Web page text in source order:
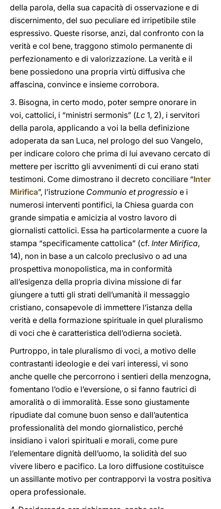
della parola, della sua capacità di osservazione e di
discernimento, del suo peculiare ed irripetibile stile
espressivo. Queste risorse, anzi, dal confronto con la
verità e col bene, traggono stimolo permanente di
perfezionamento e di valorizzazione. La verità e il
bene possiedono una propria virtù diffusiva che
affascina, convince e insieme corrobora.
3. Bisogna, in certo modo, poter sempre onorare in
voi, cattolici, i “ministri sermonis” (Lc 1, 2), i servitori
della parola, applicando a voi la bella definizione
adoperata da san Luca, nel prologo del suo Vangelo,
per indicare coloro che prima di lui avevano cercato di
mettere per iscritto gli avvenimenti di cui erano stati
testimoni. Come dimostrano il decreto conciliare “Inter
Mirifica”, l’istruzione Communio et progressio e i
numerosi interventi pontifici, la Chiesa guarda con
grande simpatia e amicizia al vostro lavoro di
giornalisti cattolici. Essa ha particolarmente a cuore la
stampa “specificamente cattolica” (cf. Inter Mirifica,
14), non in base a un calcolo preclusivo o ad una
prospettiva monopolistica, ma in conformità
all’esigenza della propria divina missione di far
giungere a tutti gli strati dell’umanità il messaggio
cristiano, consapevole di immettere l’istanza della
verità e della formazione spirituale in quel pluralismo
di voci che è caratteristica dell’odierna società.
Purtroppo, in tale pluralismo di voci, a motivo delle
contrastanti ideologie e dei vari interessi, vi sono
anche quelle che percorrono i sentieri della menzogna,
fomentano l’odio e l’eversione, o si fanno fautrici di
amoralità o di immoralità. Esse sono giustamente
ripudiate dal comune buon senso e dall’autentica
professionalità del mondo giornalistico, perché
insidiano i valori spirituali e morali, come pure
l’elementare dignità dell’uomo, la solidità del suo
vivere libero e pacifico. La loro diffusione costituisce
un assillante motivo per contrapporvi la vostra positiva
opera professionale.